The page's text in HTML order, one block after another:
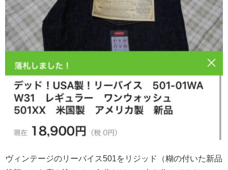
ヴィンテージのリーバイス501をリジッド（糊の付いた新品